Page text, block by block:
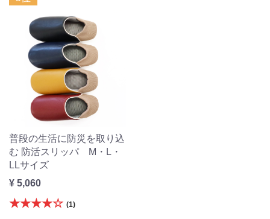
普段の生活に防災を取り込
む 防活スリッパ M・L・
LLサイズ
¥ 5,060
★★★★☆ (1)